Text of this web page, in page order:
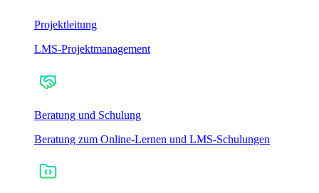
Projektleitung
LMS-Projektmanagement
Beratung und Schulung
Beratung zum Online-Lernen und LMS-Schulungen